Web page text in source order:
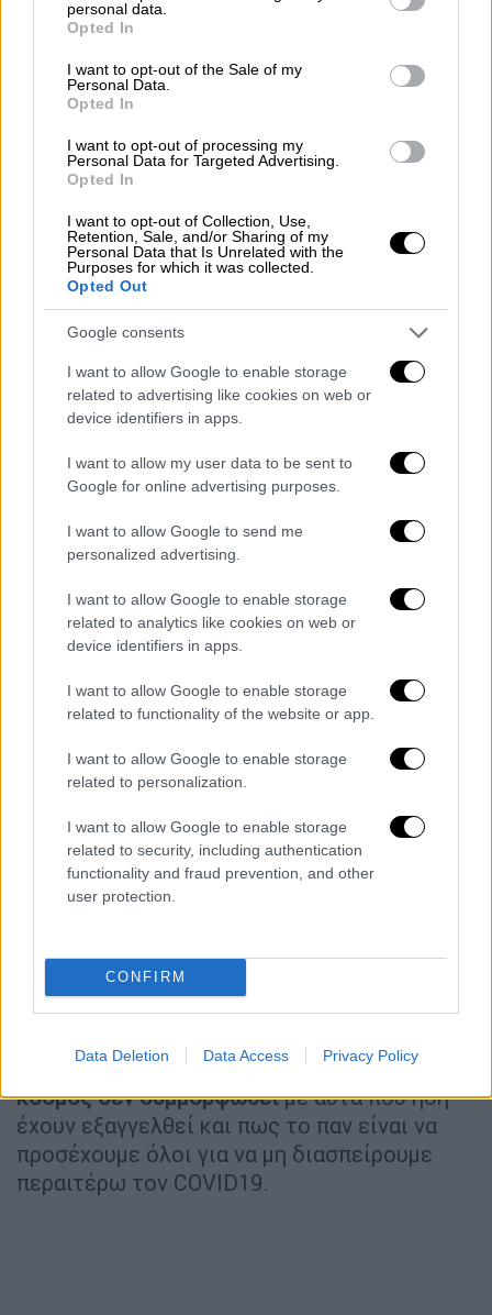
grant or deny consent to Google and its third-party tags to
use your data for below specified purposes in below Google
consent section.
personal data.
Opted In
I want to opt-out of the Sale of my
Personal Data.
Opted In
I want to opt-out of processing my
Personal Data for Targeted Advertising.
Opted In
I want to opt-out of Collection, Use,
Retention, Sale, and/or Sharing of my
Personal Data that Is Unrelated with the
Purposes for which it was collected.
Opted Out
Google consents
I want to allow Google to enable storage
related to advertising like cookies on web or
device identifiers in apps.
I want to allow my user data to be sent to
Google for online advertising purposes.
I want to allow Google to send me
personalized advertising.
I want to allow Google to enable storage
related to analytics like cookies on web or
device identifiers in apps.
I want to allow Google to enable storage
related to functionality of the website or app.
I want to allow Google to enable storage
related to personalization.
I want to allow Google to enable storage
related to security, including authentication
functionality and fraud prevention, and other
user protection.
CONFIRM
Data Deletion Data Access Privacy Policy
ΕΛΛΑΔΑ 13.08.202021:49
Κορονοϊός: Τετραπλασιασμός των
κρουσμάτων - Ερχεται το πιο κρίσιμο
10ήμερο
Κορονοϊός: Τετραπλασιασμός των
κρουσμάτων - Ερχεται το πιο κρίσιμο
10ήμερο
Για ταπανεπιστήμια, όπως ανέφερε η κυρία
Κοτανίδου, η πρόταση που είναι στο τραπέζι
των λοιμωξιολόγων είναι
επιστρέψουν στα πανεπιστήμια στις
περιπτώσεις που χρειάζεται να
παραβρεθούν δια ζώσης
και γίνεται
συζήτηση με ποιο τρόπο θα γίνει αυτό γιατί
ομάδα υψηλού κινδύνου. Παράλληλα, η ίδια
επεσήμανε πως υπάρχει επίσης συζήτηση οι
φοιτητές να κάνουν προληπτικά τεστ πριν
πάνε στα πανεπιστήμια
έκκληση στους νέους και τους άνω των 65
να κρατήσουν αποστάσεις και αν αυτό δεν
είναι εφικτό λόγω συνωστισμού να
φορέσουν οπωσδήποτε μάσκα ενώ όπως
τονίζει αν κάποιοι νέοι δεν κρατιούνται και
θέλουν να πηγαίνουν στα beach bar
είναι ή να χορεύουν μακριά ο ένας από τον
άλλον.
Επιπλέον η καθηγήτρια υπογραμμίζει πως
μέτρα από μόνα τους δεν κάνουν τίποτα αν ο
κόσμος δεν συμμορφωθείμε αυτά που ήδη
έχουν εξαγγελθεί και πως το παν είναι να
προσέχουμε όλοι για να μη διασπείρουμε
περαιτέρω τον COVID19.